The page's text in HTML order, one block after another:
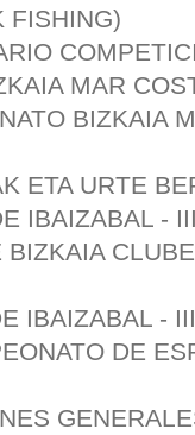
FISHING)
MAR
BIZKAIA
ETA URTE
IBAIZABAL -
BIZKAIA
IBAIZABAL -
DE